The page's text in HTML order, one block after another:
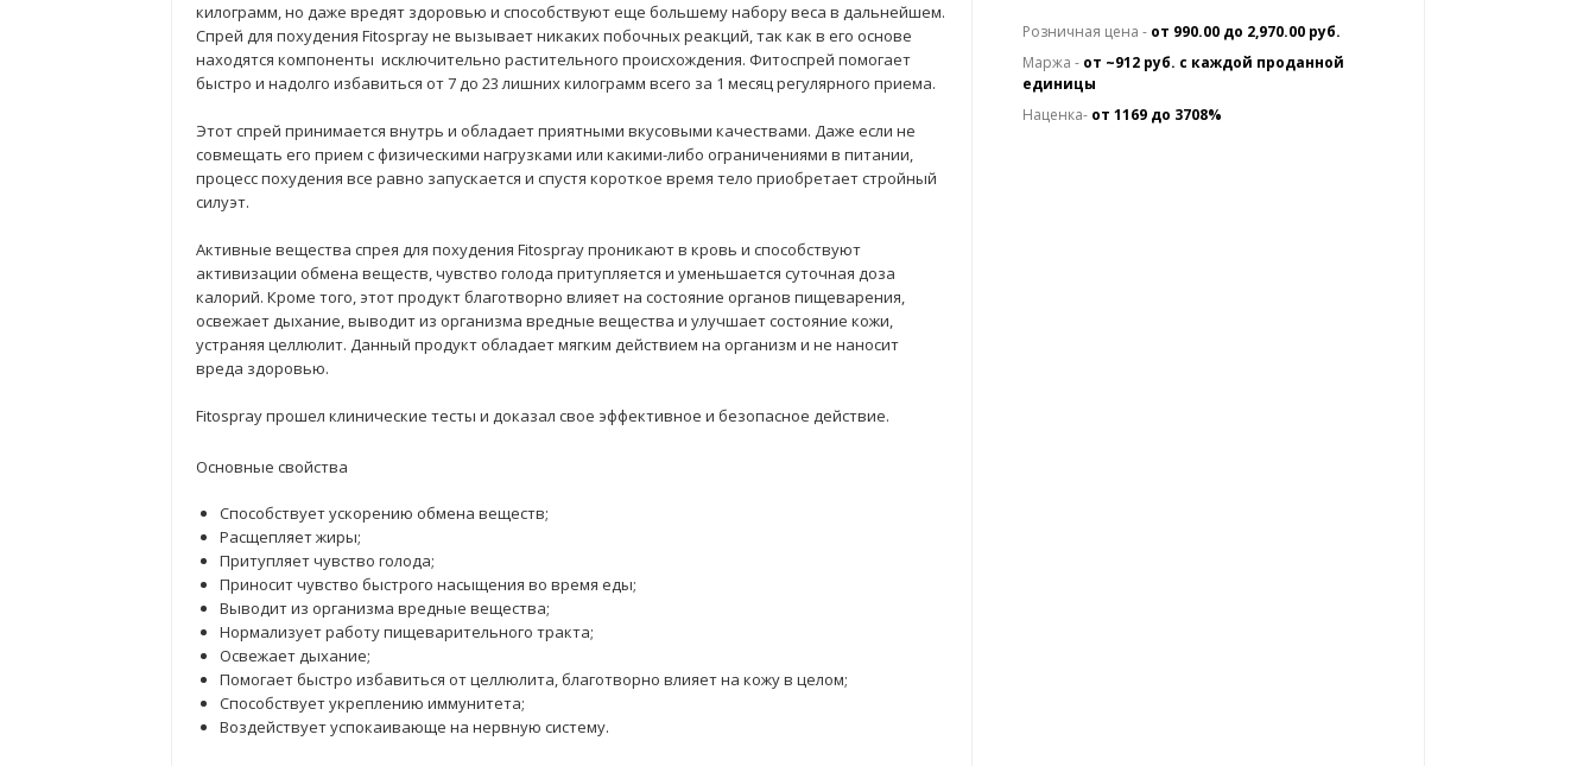
килограмм, но даже вредят здоровью и способствуют еще большему набору веса в дальнейшем.
Спрей для похудения Fitospray не вызывает никаких побочных реакций, так как в его основе
находятся компоненты исключительно растительного происхождения. Фитоспрей помогает
быстро и надолго избавиться от 7 до 23 лишних килограмм всего за 1 месяц регулярного приема.
Этот спрей принимается внутрь и обладает приятными вкусовыми качествами. Даже если не
совмещать его прием с физическими нагрузками или какими-либо ограничениями в питании,
процесс похудения все равно запускается и спустя короткое время тело приобретает стройный
силуэт.
Активные вещества спрея для похудения Fitospray проникают в кровь и способствуют
активизации обмена веществ, чувство голода притупляется и уменьшается суточная доза
калорий. Кроме того, этот продукт благотворно влияет на состояние органов пищеварения,
освежает дыхание, выводит из организма вредные вещества и улучшает состояние кожи,
устраняя целлюлит. Данный продукт обладает мягким действием на организм и не наносит
вреда здоровью.
Fitospray прошел клинические тесты и доказал свое эффективное и безопасное действие.
Основные свойства
Способствует ускорению обмена веществ;
Расщепляет жиры;
Притупляет чувство голода;
Приносит чувство быстрого насыщения во время еды;
Выводит из организма вредные вещества;
Нормализует работу пищеварительного тракта;
Освежает дыхание;
Помогает быстро избавиться от целлюлита, благотворно влияет на кожу в целом;
Способствует укреплению иммунитета;
Воздействует успокаивающе на нервную систему.
Розничная цена - от 990.00 до 2,970.00 руб.
Маржа - от ~912 руб. с каждой проданной
единицы
Наценка- от 1169 до 3708%